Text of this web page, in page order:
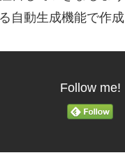
自動生成機能で作
Follow me!